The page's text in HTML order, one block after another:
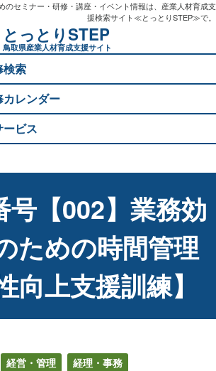
のセミナー・研修・講座・イベント情報は、産業人材育成支
援検索サイト≪とっとりSTEP≫で。
とっとりSTEP
鳥取県産業人材育成支援サイト
検索
レンダー
ビス
号【002】業務効
ための時間管理
向上支援訓練】
経営・管理
経理・事務